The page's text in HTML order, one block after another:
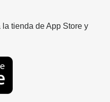
la tienda de App Store y